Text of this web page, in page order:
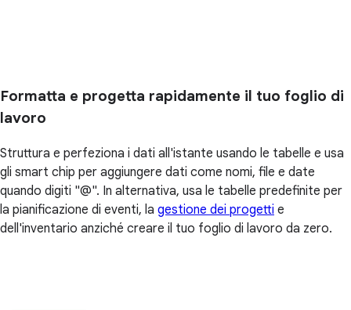
Formatta e progetta rapidamente il tuo foglio di
lavoro
Struttura e perfeziona i dati all'istante usando le tabelle e usa
gli smart chip per aggiungere dati come nomi, file e date
quando digiti "@". In alternativa, usa le tabelle predefinite per
la pianificazione di eventi, la gestione dei progetti e
dell'inventario anziché creare il tuo foglio di lavoro da zero.